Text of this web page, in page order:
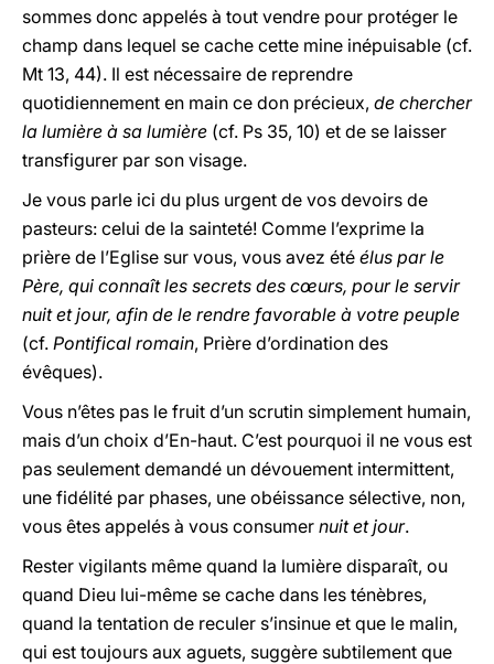
sommes donc appelés à tout vendre pour protéger le
champ dans lequel se cache cette mine inépuisable (cf.
Mt 13, 44). Il est nécessaire de reprendre
quotidiennement en main ce don précieux, de chercher
la lumière à sa lumière (cf. Ps 35, 10) et de se laisser
transfigurer par son visage.
Je vous parle ici du plus urgent de vos devoirs de
pasteurs: celui de la sainteté! Comme l’exprime la
prière de l’Eglise sur vous, vous avez été élus par le
Père, qui connaît les secrets des cœurs, pour le servir
nuit et jour, afin de le rendre favorable à votre peuple
(cf. Pontifical romain, Prière d’ordination des
évêques).
Vous n’êtes pas le fruit d’un scrutin simplement humain,
mais d’un choix d’En-haut. C’est pourquoi il ne vous est
pas seulement demandé un dévouement intermittent,
une fidélité par phases, une obéissance sélective, non,
vous êtes appelés à vous consumer nuit et jour.
Rester vigilants même quand la lumière disparaît, ou
quand Dieu lui-même se cache dans les ténèbres,
quand la tentation de reculer s’insinue et que le malin,
qui est toujours aux aguets, suggère subtilement que